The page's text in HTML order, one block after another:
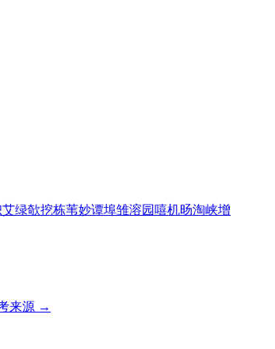
艾绿欹挖栋苇妙谭埠雏溶园 嘻机旸淘峡增
来源 →